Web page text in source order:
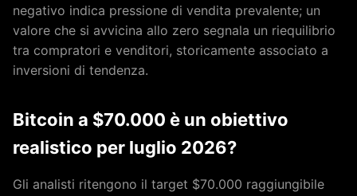
negativo indica pressione di vendita prevalente; un
valore che si avvicina allo zero segnala un riequilibrio
tra compratori e venditori, storicamente associato a
inversioni di tendenza.
Bitcoin a $70.000 è un obiettivo
realistico per luglio 2026?
Gli analisti ritengono il target $70.000 raggiungibile